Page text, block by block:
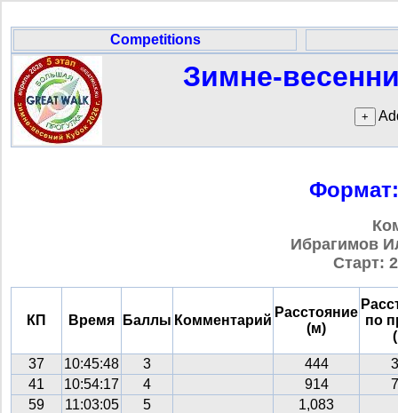
Competitions
Зимне-
Ибрагимов
Старт:
КП Время Баллы Комментарий
Расстояние
(м)
по
37
10:45:48 3 444
41
10:54:17 4 914
59
11:03:05 5
1,083